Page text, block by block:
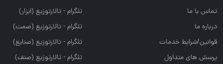
تماس با ما
درباره ما
قوانین/شرایط خدمات
پرسش های متداول
تلگرام - تالارتوزيع (ابزار)
تلگرام - تالارتوزيع (صمت)
تلگرام - تالارتوزيع (صنايع)
تلگرام - تالارتوزیع (صنف)